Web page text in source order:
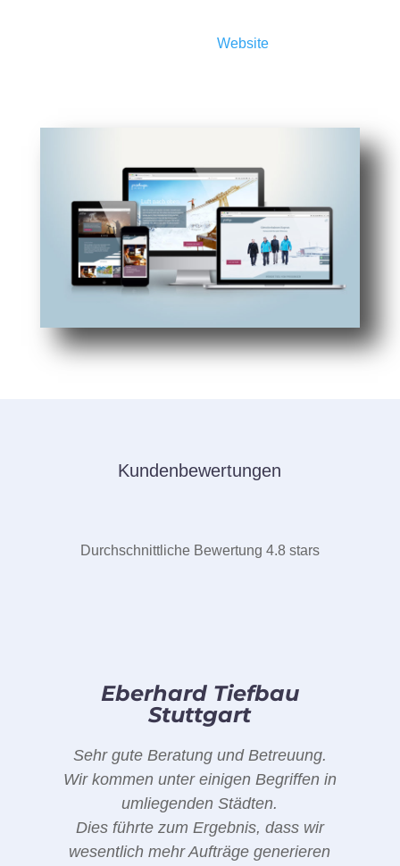
Websiteauf unserem
Kundenbewertungen
Durchschnittliche Bewertung 4.8 stars
Eberhard Tiefbau
Stuttgart
Sehr gute Beratung und Betreuung.
Wir kommen unter einigen Begriffen in
umliegenden Städten.
Dies führte zum Ergebnis, dass wir
wesentlich mehr Aufträge generieren